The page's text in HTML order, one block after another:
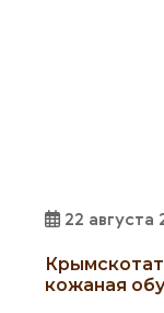
22 августа
кожаная